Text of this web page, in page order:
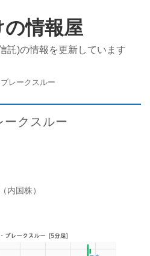
情報屋
託)の情報を更新しています
レークスルー
ークスルー
内国株）